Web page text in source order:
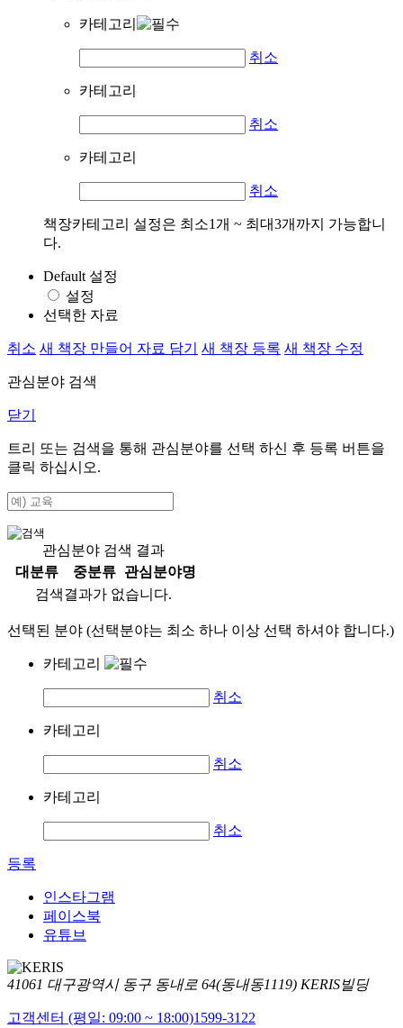
카테고리
취소
카테고리
취소
카테고리
취소
책장카테고리 설정은 최소1개 ~ 최대3개까지 가능합니
다.
Default 설정
설정
선택한 자료
취소 새 책장 만들어 자료 담기 새 책장 등록 새 책장 수정
관심분야 검색
닫기
트리 또는 검색을 통해 관심분야를 선택 하신 후 등록 버튼을
클릭 하십시오.
관심분야 검색 결과
대분류
중분류
관심분야명
검색결과가 없습니다.
선택된 분야 (선택분야는 최소 하나 이상 선택 하셔야 합니다.)
카테고리
취소
카테고리
취소
카테고리
취소
등록
인스타그램
페이스북
유튜브
41061 대구광역시 동구 동내로 64(동내동1119) KERIS빌딩
고객센터 (평일: 09:00 ~ 18:00)1599-3122